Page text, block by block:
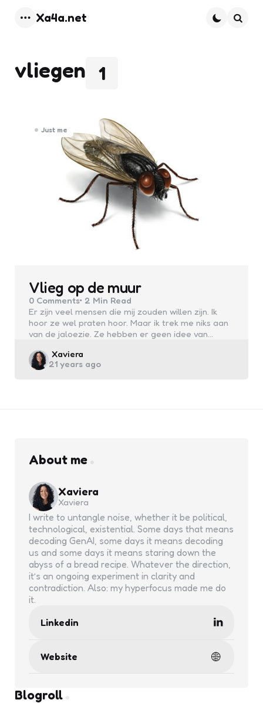
Xa4a.net
1
vliegen
Just me
Vlieg op de muur
0 Comments 2 Min Read
Er zijn veel mensen die mij zouden willen zijn. Ik
hoor ze wel praten hoor. Maar ik trek me niks aan
van de jaloezie. Ze hebben er geen idee van…
Posted
by
Xaviera
21 years ago
About me
Xaviera
Xaviera
I write to untangle noise, whether it be political,
technological, existential. Some days that means
decoding GenAI, some days it means decoding
us and some days it means staring down the
abyss of a bread recipe. Whatever the direction,
it’s an ongoing experiment in clarity and
contradiction. Also: my hyperfocus made me do
it.
Linkedin
Website
Blogroll